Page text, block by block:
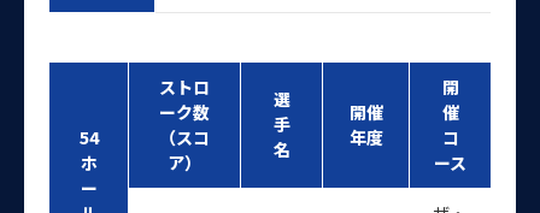
54
ホ
ー
ストロ
ーク数
（スコ
ア）
選
手
名
開催
年度
開
催
コ
ース